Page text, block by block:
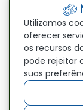
Av. Brasil,
Utilizamos
oferecer
os recursos
pode rejeitar
suas